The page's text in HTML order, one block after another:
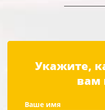
Укажите,
вам
Ваше имя